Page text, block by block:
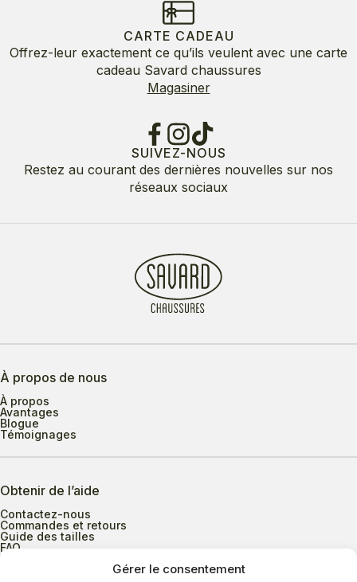
Gérer le consentement
CARTE CADEAU
Offrez-leur exactement ce qu’ils veulent avec une carte
cadeau Savard chaussures
Magasiner
SUIVEZ-NOUS
Restez au courant des dernières nouvelles sur nos
réseaux sociaux
À propos de nous
À propos
Avantages
Blogue
Témoignages
Obtenir de l’aide
Contactez-nous
Commandes et retours
Guide des tailles
FAQ